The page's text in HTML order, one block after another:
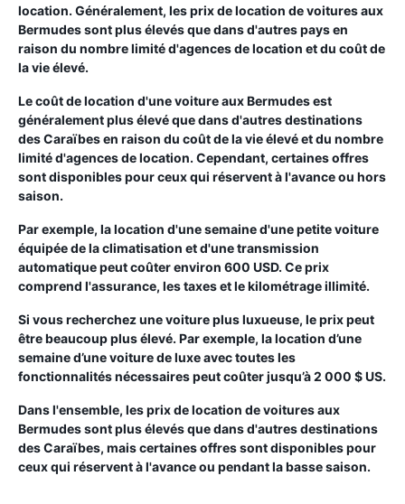
location. Généralement, les prix de location de voitures aux
Bermudes sont plus élevés que dans d'autres pays en
raison du nombre limité d'agences de location et du coût de
la vie élevé.
Le coût de location d'une voiture aux Bermudes est
généralement plus élevé que dans d'autres destinations
des Caraïbes en raison du coût de la vie élevé et du nombre
limité d'agences de location. Cependant, certaines offres
sont disponibles pour ceux qui réservent à l'avance ou hors
saison.
Par exemple, la location d'une semaine d'une petite voiture
équipée de la climatisation et d'une transmission
automatique peut coûter environ 600 USD. Ce prix
comprend l'assurance, les taxes et le kilométrage illimité.
Si vous recherchez une voiture plus luxueuse, le prix peut
être beaucoup plus élevé. Par exemple, la location d’une
semaine d’une voiture de luxe avec toutes les
fonctionnalités nécessaires peut coûter jusqu’à 2 000 $ US.
Dans l'ensemble, les prix de location de voitures aux
Bermudes sont plus élevés que dans d'autres destinations
des Caraïbes, mais certaines offres sont disponibles pour
ceux qui réservent à l'avance ou pendant la basse saison.